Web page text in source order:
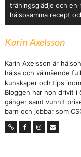
träningsglädje och en
hälsosamma recept
Karin Axelsson
Karin Axelsson är
hälsa och välmående
kunskaper och tips
Bloggen har hon drivit i
gånger samt vunnit
barn och jobbar som